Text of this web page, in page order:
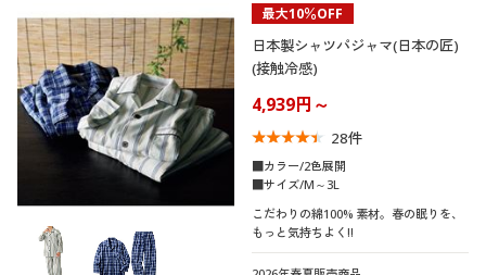
お気に入り
サポート
ご利用ガイド
よくある質問とお問い合わせ
吸汗速乾 消臭
ストレッチ
脇汗・汗取り
ＵＶカット・紫外線
形態安定
最大10％OFF
日本製シャツパジャマ(日本の匠)
(接触冷感)
4,939円～
28件
■カラー/2色展開
■サイズ/M～3L
こだわりの綿100% 素材。春の眠りを、
もっと気持ちよく!!